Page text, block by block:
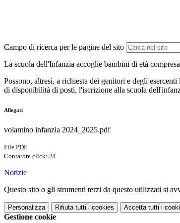
Campo di ricerca per le pagine del sito
La scuola dell'Infanzia accoglie bambini di età
Possono, altresì, a richiesta dei genitori e degli
di disponibilità di posti, l'iscrizione alla scuola
Allegati
volantino infanzia 2024_2025.pdf
File PDF
Contatore click: 24
Notizie
Questo sito o gli strumenti terzi da questo utilizzati si
Personalizza Rifiuta tutti i cookies Accetta tutti i
Gestione cookie